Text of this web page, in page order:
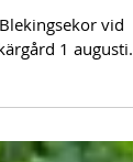
1 augusti.